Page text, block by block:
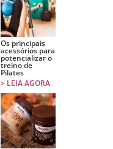
Os principais
acessórios para
potencializar o
treino de
Pilates
> LEIA AGORA